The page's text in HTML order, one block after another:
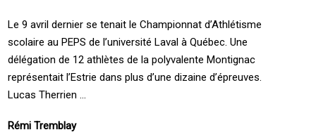
Le 9 avril dernier se tenait le Championnat d’Athlétisme
scolaire au PEPS de l’université Laval à Québec. Une
délégation de 12 athlètes de la polyvalente Montignac
représentait l’Estrie dans plus d’une dizaine d’épreuves.
Lucas Therrien ...
Rémi Tremblay